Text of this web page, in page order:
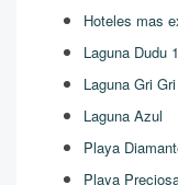
Hoteles mas
Laguna Dudu
Laguna Gri
Laguna Azul
Playa
Playa